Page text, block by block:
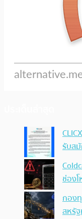
รับส
ช่องโ
กองทุ
สหรั